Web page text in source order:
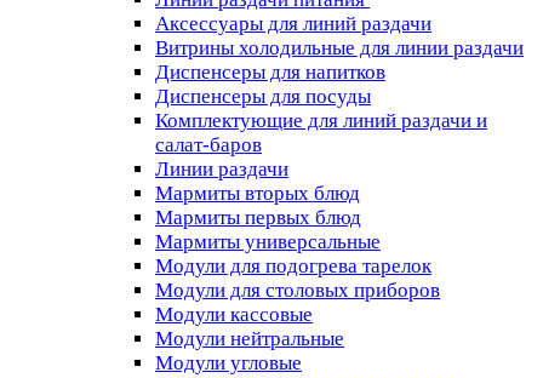
Аксессуары для линий раздачи
Витрины холодильные для линии раздачи
Диспенсеры для напитков
Диспенсеры для посуды
Комплектующие для линий раздачи и
салат-баров
Линии раздачи
Мармиты вторых блюд
Мармиты первых блюд
Мармиты универсальные
Модули для подогрева тарелок
Модули для столовых приборов
Модули кассовые
Модули нейтральные
Модули угловые